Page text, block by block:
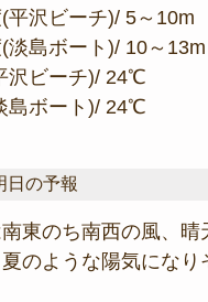
平沢ビーチ)/ 5～10m
淡島ボート)/ 10～13m
沢ビーチ)/ 24℃
島ボート)/ 24℃
日の予報
東のち南西の風、晴
のような陽気になり